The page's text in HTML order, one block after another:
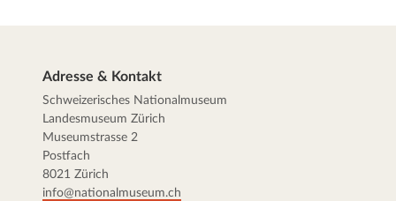
Adresse & Kontakt
Schweizerisches Nationalmuseum
Landesmuseum Zürich
Museumstrasse 2
Postfach
8021 Zürich
info@nationalmuseum.ch